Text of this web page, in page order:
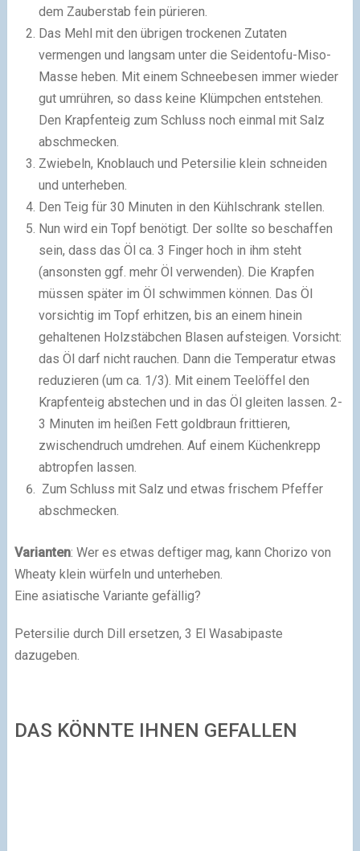
dem Zauberstab fein pürieren.
Das Mehl mit den übrigen trockenen Zutaten
vermengen und langsam unter die Seidentofu-Miso-
Masse heben. Mit einem Schneebesen immer wieder
gut umrühren, so dass keine Klümpchen entstehen.
Den Krapfenteig zum Schluss noch einmal mit Salz
abschmecken.
Zwiebeln, Knoblauch und Petersilie klein schneiden
und unterheben.
Den Teig für 30 Minuten in den Kühlschrank stellen.
Nun wird ein Topf benötigt. Der sollte so beschaffen
sein, dass das Öl ca. 3 Finger hoch in ihm steht
(ansonsten ggf. mehr Öl verwenden). Die Krapfen
müssen später im Öl schwimmen können. Das Öl
vorsichtig im Topf erhitzen, bis an einem hinein
gehaltenen Holzstäbchen Blasen aufsteigen. Vorsicht:
das Öl darf nicht rauchen. Dann die Temperatur etwas
reduzieren (um ca. 1/3). Mit einem Teelöffel den
Krapfenteig abstechen und in das Öl gleiten lassen. 2-
3 Minuten im heißen Fett goldbraun frittieren,
zwischendruch umdrehen. Auf einem Küchenkrepp
abtropfen lassen.
Zum Schluss mit Salz und etwas frischem Pfeffer
abschmecken.
Varianten: Wer es etwas deftiger mag, kann Chorizo von
Wheaty klein würfeln und unterheben.
Eine asiatische Variante gefällig?
Petersilie durch Dill ersetzen, 3 El Wasabipaste
dazugeben.
DAS KÖNNTE IHNEN GEFALLEN